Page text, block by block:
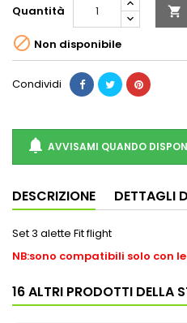
Quantità 
 Non disponibile
Condividi
 AVVISAMI QUANDO
DESCRIZIONE DETTAGLI
Set 3 alette Fit flight
NB:sono compatibili solo con
16 ALTRI PRODOTTI DELLA